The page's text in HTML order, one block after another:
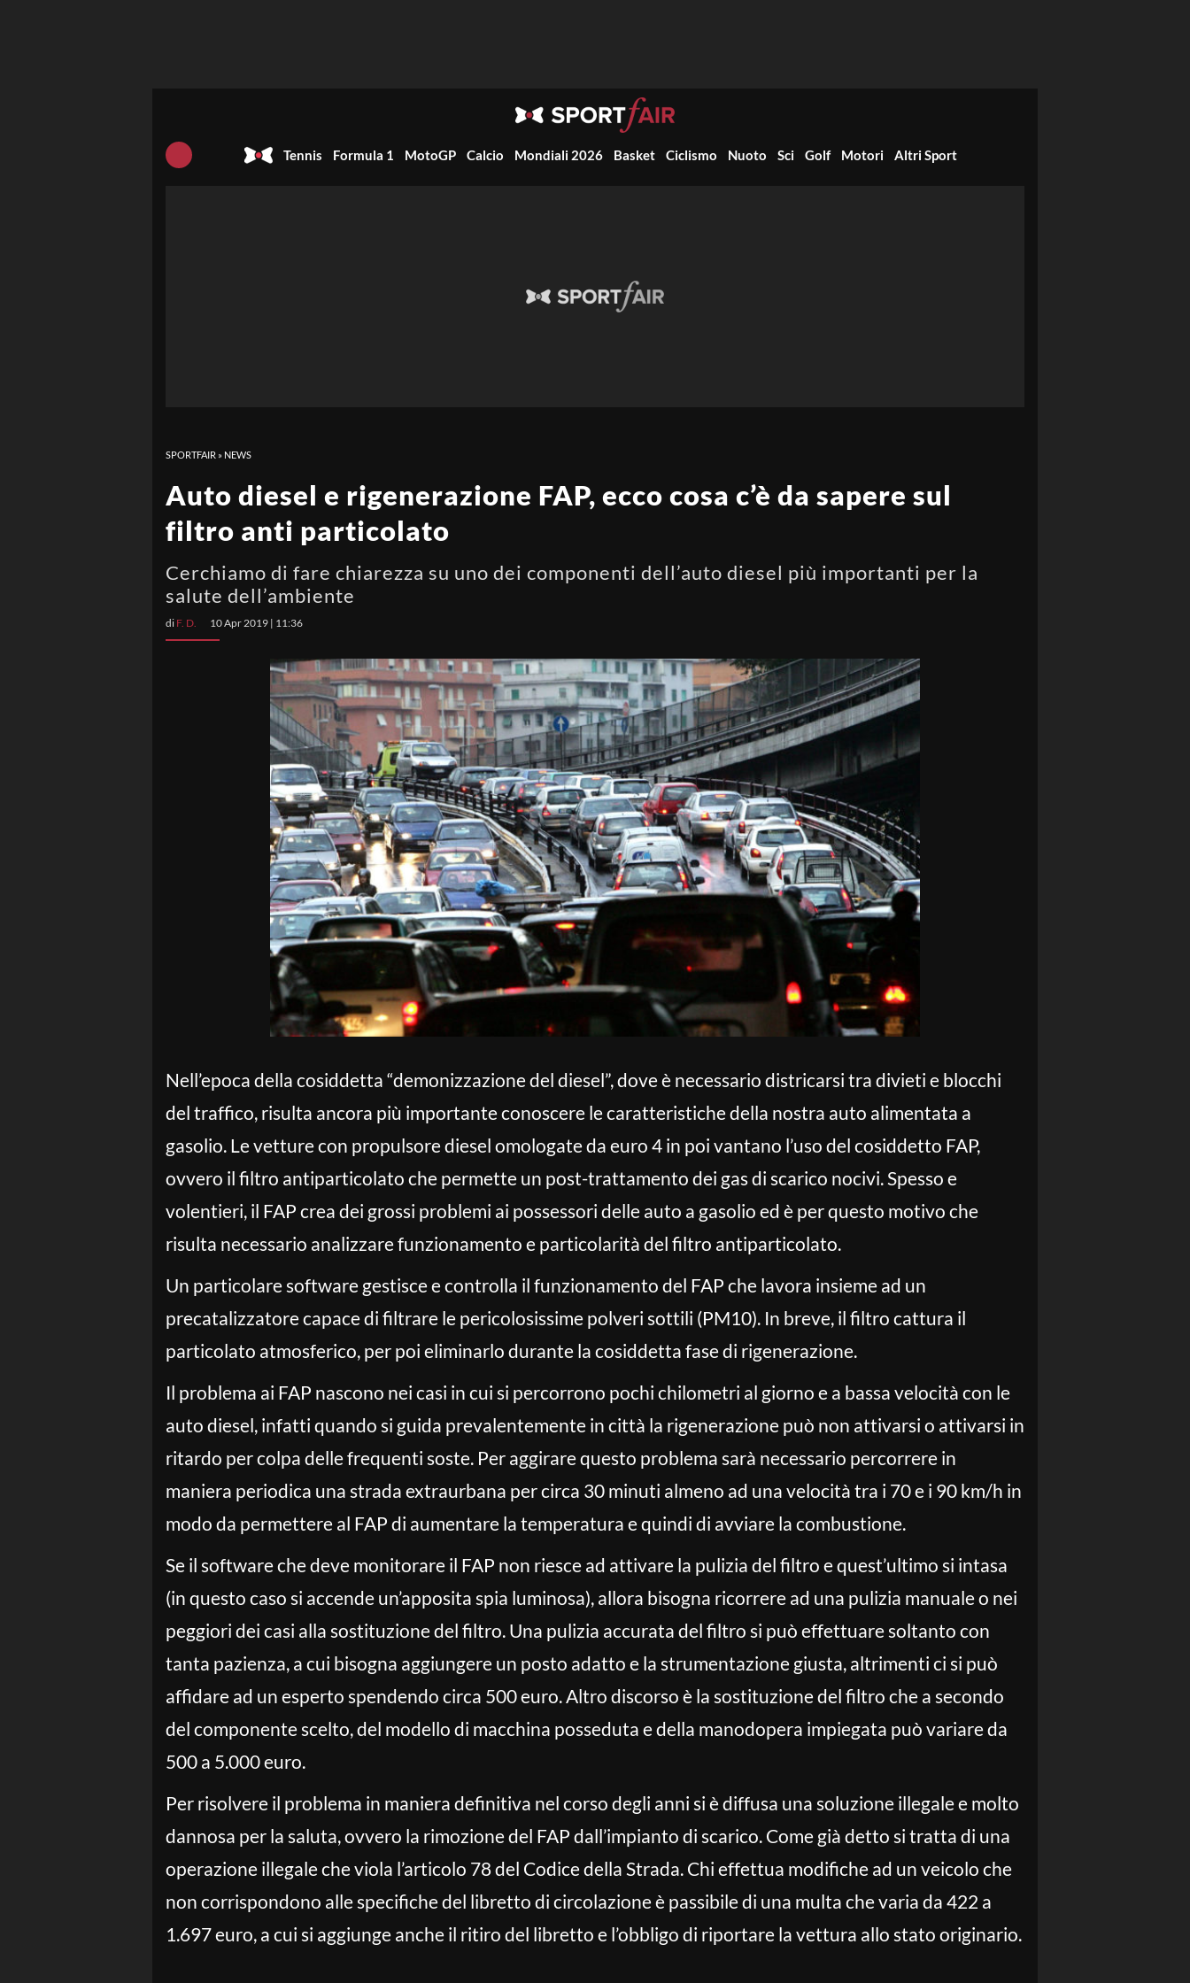
Tennis Formula 1 MotoGP Calcio Mondiali 2026 Basket Ciclismo Nuoto Sci Golf Motori Altri Sport
SPORTFAIR » NEWS
Auto diesel e rigenerazione FAP, ecco cosa c’è da sapere sul
filtro anti particolato
Cerchiamo di fare chiarezza su uno dei componenti dell’auto diesel più importanti per la
salute dell’ambiente
di F. D. 10 Apr 2019 | 11:36
Nell’epoca della cosiddetta “demonizzazione del diesel”, dove è necessario districarsi tra divieti e blocchi
del traffico, risulta ancora più importante conoscere le caratteristiche della nostra auto alimentata a
gasolio. Le vetture con propulsore diesel omologate da euro 4 in poi vantano l’uso del cosiddetto FAP,
ovvero il filtro antiparticolato che permette un post-trattamento dei gas di scarico nocivi. Spesso e
volentieri, il FAP crea dei grossi problemi ai possessori delle auto a gasolio ed è per questo motivo che
risulta necessario analizzare funzionamento e particolarità del filtro antiparticolato.
Un particolare software gestisce e controlla il funzionamento del FAP che lavora insieme ad un
precatalizzatore capace di filtrare le pericolosissime polveri sottili (PM10). In breve, il filtro cattura il
particolato atmosferico, per poi eliminarlo durante la cosiddetta fase di rigenerazione.
Il problema ai FAP nascono nei casi in cui si percorrono pochi chilometri al giorno e a bassa velocità con le
auto diesel, infatti quando si guida prevalentemente in città la rigenerazione può non attivarsi o attivarsi in
ritardo per colpa delle frequenti soste. Per aggirare questo problema sarà necessario percorrere in
maniera periodica una strada extraurbana per circa 30 minuti almeno ad una velocità tra i 70 e i 90 km/h in
modo da permettere al FAP di aumentare la temperatura e quindi di avviare la combustione.
Se il software che deve monitorare il FAP non riesce ad attivare la pulizia del filtro e quest’ultimo si intasa
(in questo caso si accende un’apposita spia luminosa), allora bisogna ricorrere ad una pulizia manuale o nei
peggiori dei casi alla sostituzione del filtro. Una pulizia accurata del filtro si può effettuare soltanto con
tanta pazienza, a cui bisogna aggiungere un posto adatto e la strumentazione giusta, altrimenti ci si può
affidare ad un esperto spendendo circa 500 euro. Altro discorso è la sostituzione del filtro che a secondo
del componente scelto, del modello di macchina posseduta e della manodopera impiegata può variare da
500 a 5.000 euro.
Per risolvere il problema in maniera definitiva nel corso degli anni si è diffusa una soluzione illegale e molto
dannosa per la saluta, ovvero la rimozione del FAP dall’impianto di scarico. Come già detto si tratta di una
operazione illegale che viola l’articolo 78 del Codice della Strada. Chi effettua modifiche ad un veicolo che
non corrispondono alle specifiche del libretto di circolazione è passibile di una multa che varia da 422 a
1.697 euro, a cui si aggiunge anche il ritiro del libretto e l’obbligo di riportare la vettura allo stato originario.